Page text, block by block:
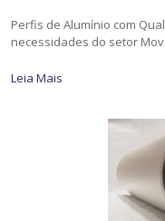
Perfis de Alumínio com
necessidades do setor
Leia Mais